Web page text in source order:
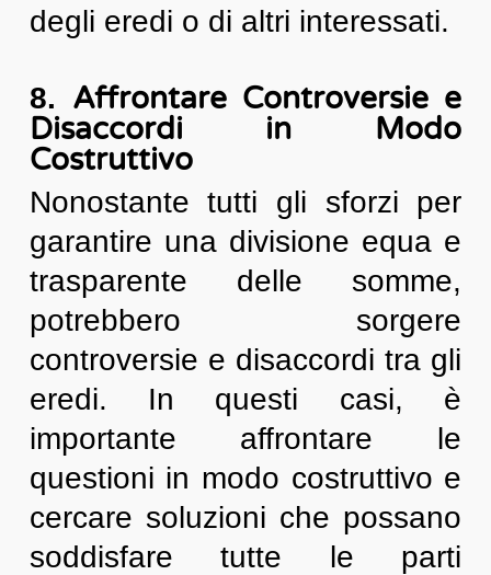
degli eredi o di altri interessati.
8. Affrontare Controversie e
Disaccordi in Modo
Costruttivo
Nonostante tutti gli sforzi per
garantire una divisione equa e
trasparente delle somme,
potrebbero sorgere
controversie e disaccordi tra gli
eredi. In questi casi, è
importante affrontare le
questioni in modo costruttivo e
cercare soluzioni che possano
soddisfare tutte le parti